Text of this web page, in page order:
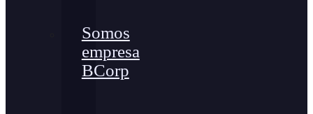
Somos
empresa
BCorp